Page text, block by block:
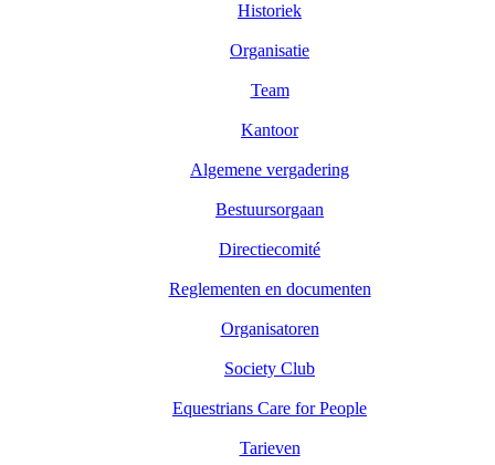
Historiek
Organisatie
Team
Kantoor
Algemene vergadering
Bestuursorgaan
Directiecomité
Reglementen en documenten
Organisatoren
Society Club
Equestrians Care for People
Tarieven